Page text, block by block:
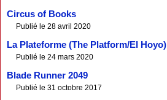
Circus of Books
Publié le 28 avril 2020
La Plateforme (The Platform/El Hoyo)
Publié le 24 mars 2020
Blade Runner 2049
Publié le 31 octobre 2017